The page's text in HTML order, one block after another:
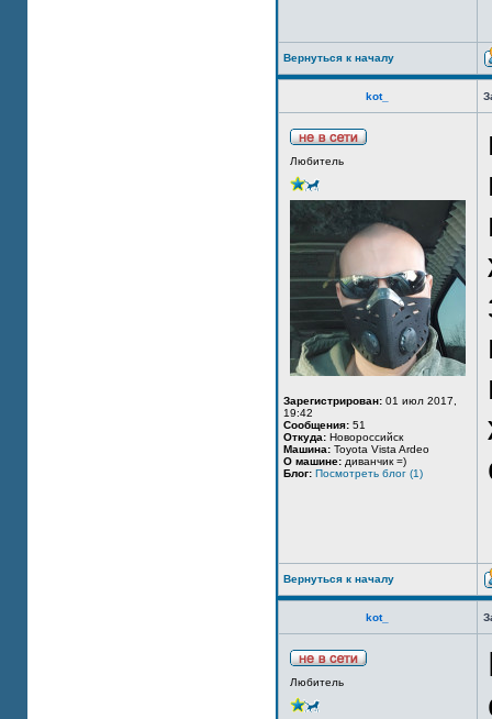
Вернуться к началу
kot_
Любитель
Зарегистрирован: 01 июл 2017,
19:42
Сообщения: 51
Откуда: Новороссийск
Машина: Toyota Vista Ardeo
О машине: диванчик =)
Блог: Посмотреть блог (1)
Вернуться к началу
kot_
Любитель